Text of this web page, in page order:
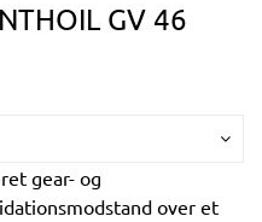
GV 46
gear- og
over et